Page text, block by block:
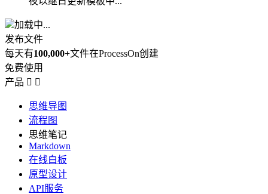
加载中...
发布文件
每天有100,000+文件在ProcessOn创建
免费使用
产品  
思维导图
流程图
思维笔记
Markdown
在线白板
原型设计
API服务